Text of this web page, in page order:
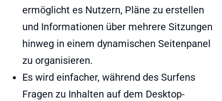
ermöglicht es Nutzern, Pläne zu erstellen
und Informationen über mehrere Sitzungen
hinweg in einem dynamischen Seitenpanel
zu organisieren.
Es wird einfacher, während des Surfens
Fragen zu Inhalten auf dem Desktop-